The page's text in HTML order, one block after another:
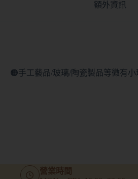
額外資訊
🟠手工藝品/玻璃/陶瓷製品等微有小
營業時間